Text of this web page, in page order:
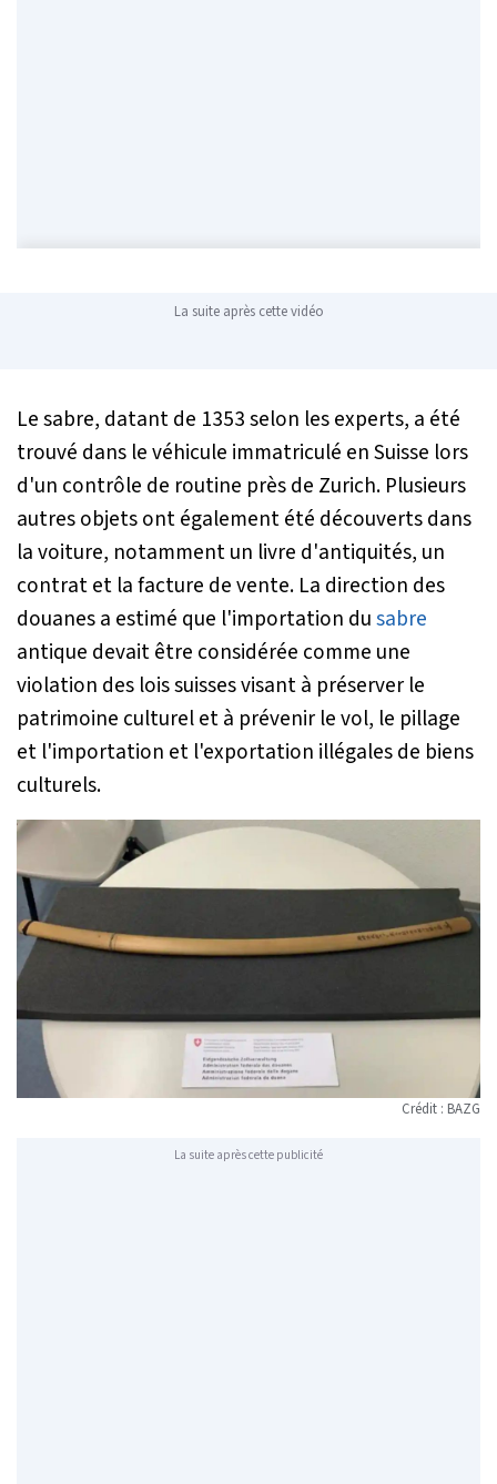
La suite après cette vidéo
Le sabre, datant de 1353 selon les experts, a été
trouvé dans le véhicule immatriculé en Suisse lors
d'un contrôle de routine près de Zurich. Plusieurs
autres objets ont également été découverts dans
la voiture, notamment un livre d'antiquités, un
contrat et la facture de vente. La direction des
douanes a estimé que l'importation dusabre
antique devait être considérée comme une
violation des lois suisses visant à préserver le
patrimoine culturel et à prévenir le vol, le pillage
et l'importation et l'exportation illégales de biens
culturels.
Crédit : BAZG
La suite après cette publicité